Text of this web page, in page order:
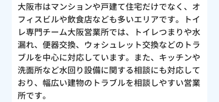
大阪市はマンションや戸建て住宅だけでなく、オ
フィスビルや飲食店なども多いエリアです。トイ
レ専門チーム大阪営業所では、トイレつまりや水
漏れ、便器交換、ウォシュレット交換などのトラ
ブルを中心に対応しています。また、キッチンや
洗面所など水回り設備に関する相談にも対応して
おり、幅広い建物のトラブルを相談しやすい営業
所です。